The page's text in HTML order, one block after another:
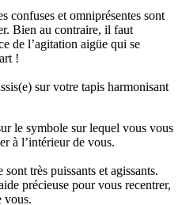
confuses et omniprésentes sont
Bien au contraire, il faut
de l’agitation aigüe qui se
!
sur votre tapis harmonisant
le symbole sur lequel vous vous
à l’intérieur de vous.
très puissants et agissants.
précieuse pour vous recentrer,
vous.